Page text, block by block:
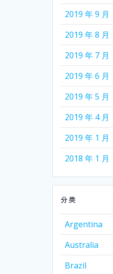
2019 年 9 月
2019 年 8 月
2019 年 7 月
2019 年 6 月
2019 年 5 月
2019 年 4 月
2019 年 1 月
2018 年 1 月
分类
Argentina
Australia
Brazil